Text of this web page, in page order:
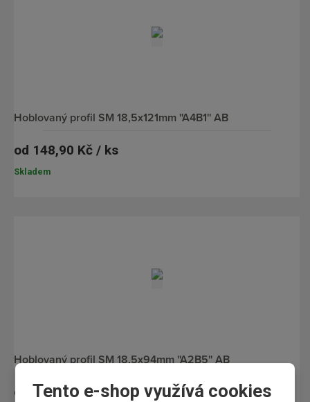
Tento e-shop využívá cookies
hoblovaný profil SM 18,5x121mm ''A4B1'' AB
od 148,90 Kč / ks
Skladem
hoblovaný profil SM 18,5x94mm ''A2B5'' AB
od 159,24 Kč / ks